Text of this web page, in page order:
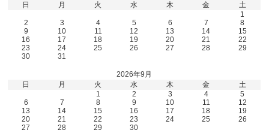
日
月 火 水 木 金
土
1
2
3 4 5 6 7
8
9
10 11 12 13 14
15
16
17 18 19 20 21
22
23
24 25 26 27 28
29
30
31
2026年9月
日
月 火 水 木 金
土
1
2 3 4
5
6
7 8 9 10 11
12
13
14 15 16 17 18
19
20
21 22 23 24 25
26
27
28 29 30